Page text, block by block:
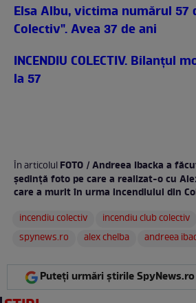
Elsa Albu, victima numărul 57
Colectiv". Avea 37 de ani
INCENDIU COLECTIV. Bilanţul
la 57
În articolulFOTO / Andreea Ibacka a
ședință foto pe care a realizat-o cu
care a murit în urma incendiului din
incendiu colectiv
incendiu club colectiv
spynews.ro
alex chelba andreea
Puteți urmări știrile